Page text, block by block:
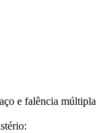
e falência múltipla